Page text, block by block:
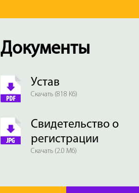
Документы
Устав
Скачать (818 Кб)
Свидетельство о
регистрации
Скачать (2.0 Мб)